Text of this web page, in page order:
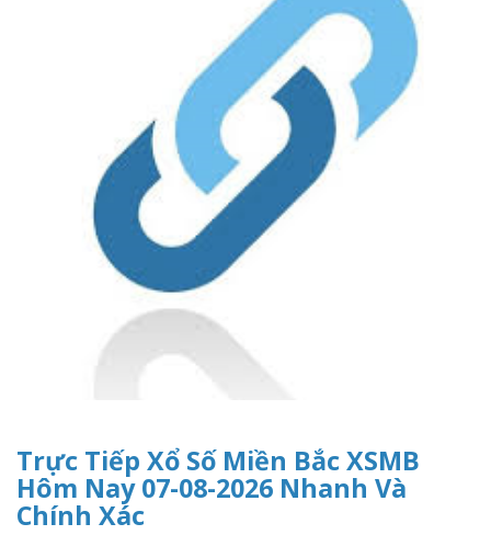
Trực Tiếp Xổ Số Miền Bắc XSMB
Hôm Nay 07-08-2026 Nhanh Và
Chính Xác